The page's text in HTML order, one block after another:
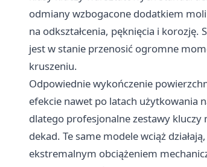
odmiany wzbogacone dodatkiem
na odkształcenia, pęknięcia i
jest w stanie przenosić ogromne
kruszeniu.
Odpowiednie wykończenie
efekcie nawet po latach użytkowania
dlatego profesjonalne zestawy
dekad. Te same modele wciąż
ekstremalnym obciążeniem